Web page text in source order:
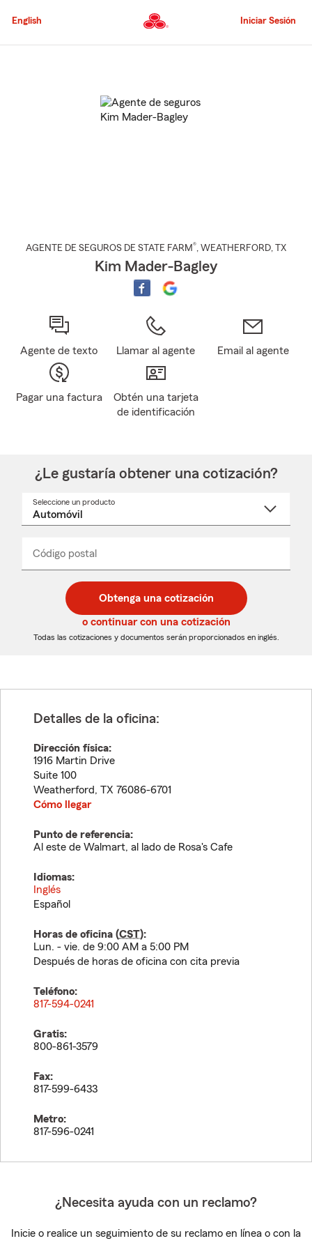
al
principal
English Iniciar Sesión
AGENTE DE SEGUROS DE STATE FARM®, WEATHERFORD, TX
Kim Mader-Bagley
Agente de texto Llamar al agente Email al agente
Pagar una factura
Obtén una tarjeta
de identificación
¿Le gustaría obtener una cotización?
Seleccione un producto
desplegable
Código postal
de
5
dígitos
de
5
dígitos
_____
Obtenga una cotización
o continuar con una cotización
Todas las cotizaciones y documentos serán proporcionados en inglés.
Detalles de la oficina:
Dirección física:
1916 Martin Drive
Suite 100
Weatherford, TX 76086-6701
Cómo llegar
Punto de referencia:
Al este de Walmart, al lado de Rosa's Cafe
Idiomas:
Inglés
Español
Horas de oficina (CST):
Lun. - vie. de 9:00 AM a 5:00 PM
Después de horas de oficina con cita previa
Teléfono:
817-594-0241
Gratis:
800-861-3579
Fax:
817-599-6433
Metro:
817-596-0241
¿Necesita ayuda con un reclamo?
Inicie o realice un seguimiento de su reclamo en línea o con la